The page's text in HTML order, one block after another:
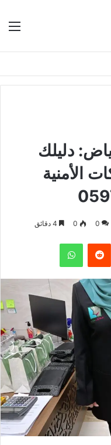
دليلك
الأمنية
0
0
واتساب